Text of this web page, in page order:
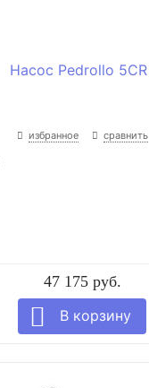
избранное сравнить
47 175 руб.